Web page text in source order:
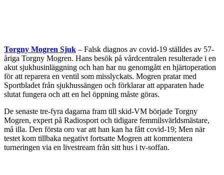
Torgny Mogren Sjuk – Falsk diagnos av covid-19 ställdes av 57-
åriga Torgny Mogren. Hans besök på vårdcentralen resulterade i en
akut sjukhusinläggning och han har nu genomgått en hjärtoperation
för att reparera en ventil som misslyckats. Mogren pratar med
Sportbladet från sjukhussängen och förklarar att apparaten hade
slutat fungera och att en hel öppning måste göras.
De senaste tre-fyra dagarna fram till skid-VM började Torgny
Mogren, expert på Radiosport och tidigare femmilsvärldsmästare,
må illa. Den första oro var att han kan ha fått covid-19; Men när
testet kom tillbaka negativt fortsatte Mogren att kommentera
turneringen via en livestream från sitt hus i tv-soffan.